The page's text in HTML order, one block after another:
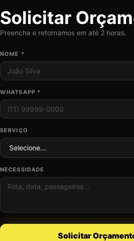
Solicitar
Preencha e retornamos em até 2 horas.
NOME *
WHATSAPP *
SERVIÇO
NECESSIDADE
Solicitar